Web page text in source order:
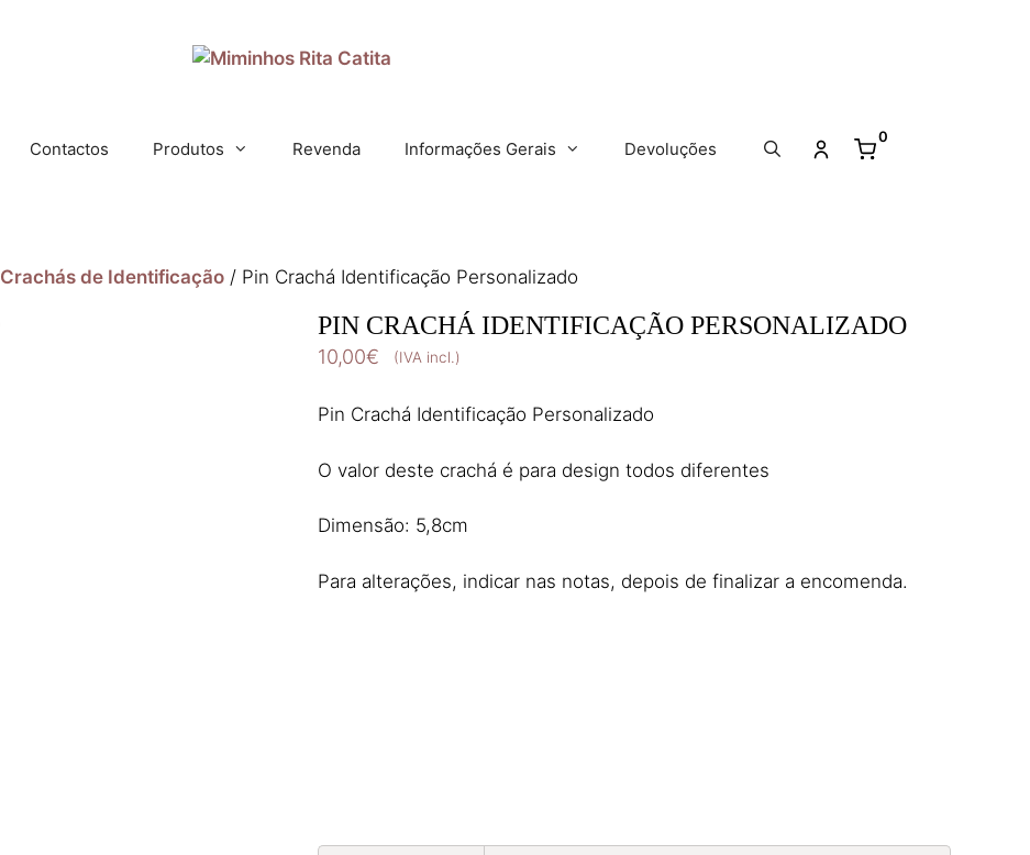
0
Contactos Produtos Revenda Informações Gerais Devoluções
Crachás de Identificação / Pin Crachá Identificação Personalizado
PIN CRACHÁ IDENTIFICAÇÃO PERSONALIZADO
10,00€ (IVA incl.)
Pin Crachá Identificação Personalizado
O valor deste crachá é para design todos diferentes
Dimensão: 5,8cm
Para alterações, indicar nas notas, depois de finalizar a encomenda.